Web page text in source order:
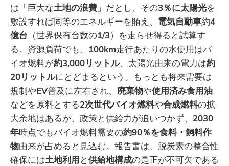
は「巨大な土地の浪費 」だとし、その3％に太陽光を
敷設すれば同等のエネルギーを賄え、 電気自動車約4
億台 （世界保有台数の1/3）を走らせ得ると試算す
る。資源負荷でも、 100km走行あたりの水使用はバ
イオ燃料が約3,000リットル、太陽光由来の電力は約
20リットルにとどまるという。もっとも将来需要は
規制やEV普及に左右され、 廃棄物や使用済み食用油
などを原料とする2次世代バイオ燃料や合成燃料の拡
大余地はあるが、政策と供給力が追いつかず、 2030
年時点でもバイオ燃料需要の約90％を食料・飼料作
物由来が占めると見込む。報告書は、脱炭素の整合性
確保には土地利用 と供給地構成の是正が不可欠である